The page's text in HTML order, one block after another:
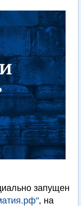
запущен
, на